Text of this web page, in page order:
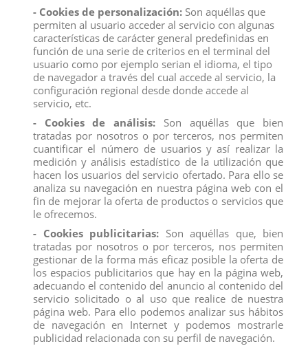
Medidas: 17 x 4 x 8,2 cm
Producto no recomendado para menores de 4 años
Descripción
Detalles del producto
Reviews(0)
Toro bravo Cara blanca trotando, réplica animal a escala pintada a
mano con el máximo de detalles, figura fabricada en resina. Forma
parte de una colección de toros con diferentes pelajes y
posiciones (trotando o embistiendo).
Medidas: 17 x 4 x 8,2 cm
Producto no recomendado para menores de 4 años
Todos los productos de nuestrocatálogoobtienen el
certificado exigido por la U.E.
Compraahora y recíbelo en 24/48 horas en su
establecimiento.
Recuerde que disponemos de un chatdonde le atendemos
personalmente, pregúntenos sus dudas.
- Cookies de personalización: Son aquéllas que
permiten al usuario acceder al servicio con algunas
características de carácter general predefinidas en
función de una serie de criterios en el terminal del
usuario como por ejemplo serian el idioma, el tipo
de navegador a través del cual accede al servicio, la
configuración regional desde donde accede al
servicio, etc.
- Cookies de análisis: Son aquéllas que bien
tratadas por nosotros o por terceros, nos permiten
cuantificar el número de usuarios y así realizar la
medición y análisis estadístico de la utilización que
hacen los usuarios del servicio ofertado. Para ello se
analiza su navegación en nuestra página web con el
fin de mejorar la oferta de productos o servicios que
le ofrecemos.
- Cookies publicitarias: Son aquéllas que, bien
tratadas por nosotros o por terceros, nos permiten
gestionar de la forma más eficaz posible la oferta de
los espacios publicitarios que hay en la página web,
adecuando el contenido del anuncio al contenido del
servicio solicitado o al uso que realice de nuestra
página web. Para ello podemos analizar sus hábitos
de navegación en Internet y podemos mostrarle
publicidad relacionada con su perfil de navegación.